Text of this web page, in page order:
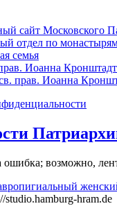
сайт Московского
отдел по
семья
Иоанна
прав. Иоанна
возможно,
studio.hamburg-hram.de